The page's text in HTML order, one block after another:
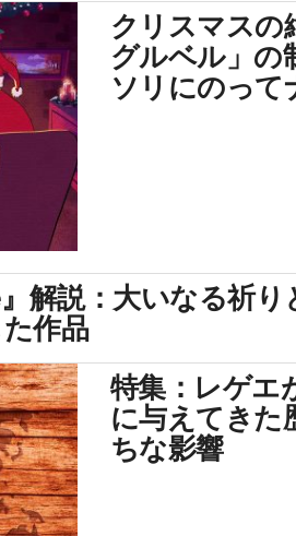
クリスマスの
グルベル」の
ソリにのっ
解説：大いなる祈り
作品
特集：レゲエ
に与えてきた
ちな影響